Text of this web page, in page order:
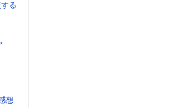
る
想